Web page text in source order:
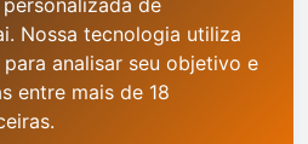
de
Nossa tecnologia utiliza
analisar seu objetivo e
entre mais de 18